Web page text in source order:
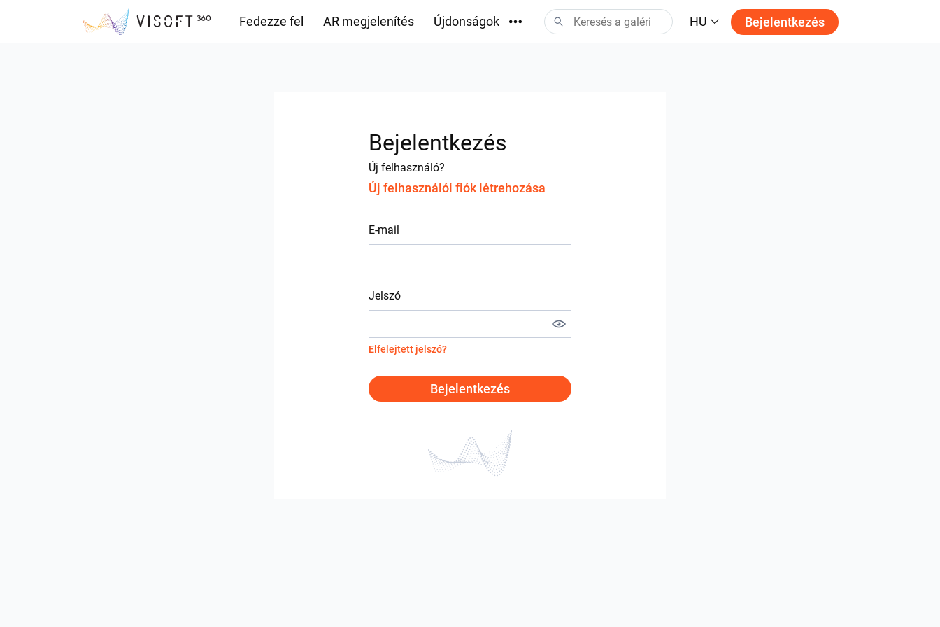
Fedezze fel AR megjelenítés Újdonságok HU Bejelentkezés
Bejelentkezés
Új felhasználó?
Új felhasználói fiók létrehozása
E-mail
Jelszó
Elfelejtett jelszó?
Bejelentkezés